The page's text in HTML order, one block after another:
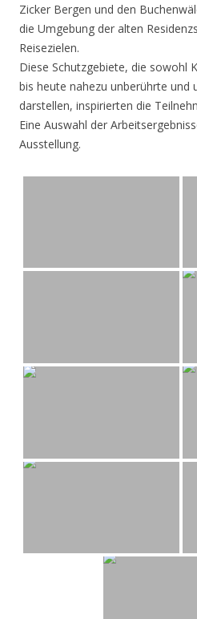
Zicker Bergen und den
die Umgebung der alten
Reisezielen.
Diese Schutzgebiete, die sowohl
bis heute nahezu unberührte und
darstellen, inspirierten die
Eine Auswahl der
Ausstellung.